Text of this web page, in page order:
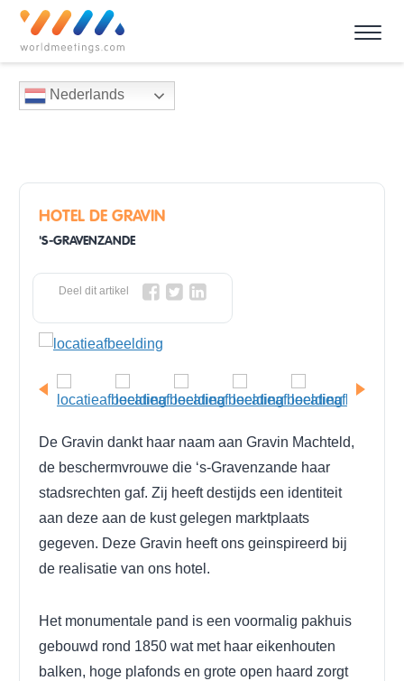
Nederlands
HOTEL DE GRAVIN
'S-GRAVENZANDE
Deel dit artikel
De Gravin dankt haar naam aan Gravin Machteld,
de beschermvrouwe die ‘s-Gravenzande haar
stadsrechten gaf. Zij heeft destijds een identiteit
aan deze aan de kust gelegen marktplaats
gegeven. Deze Gravin heeft ons geinspireerd bij
de realisatie van ons hotel.
Het monumentale pand is een voormalig pakhuis
gebouwd rond 1850 wat met haar eikenhouten
balken, hoge plafonds en grote open haard zorgt